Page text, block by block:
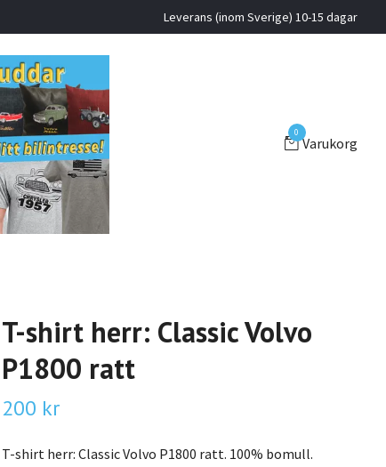
Leverans (inom Sverige) 10-15 dagar
0
Varukorg
T-shirt herr: Classic Volvo
P1800 ratt
200 kr
T-shirt herr: Classic Volvo P1800 ratt. 100% bomull.